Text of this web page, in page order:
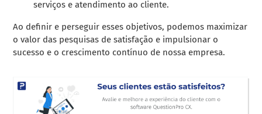
serviços e atendimento ao cliente.
Ao definir e perseguir esses objetivos, podemos maximizar
o valor das pesquisas de satisfação e impulsionar o
sucesso e o crescimento contínuo de nossa empresa.